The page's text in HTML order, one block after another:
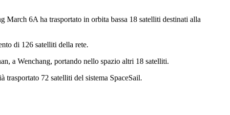
6A ha trasportato in orbita bassa 18 satelliti destinati alla
di 126 satelliti della rete.
a Wenchang, portando nello spazio altri 18 satelliti.
72 satelliti del sistema SpaceSail.